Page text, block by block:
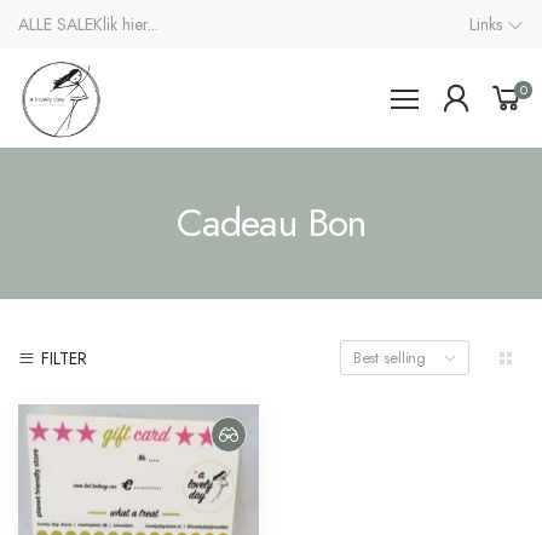
ALLE SALEKlik hier... Links
0
Cadeau Bon
FILTER Best selling